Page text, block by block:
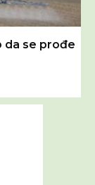
da se prođe